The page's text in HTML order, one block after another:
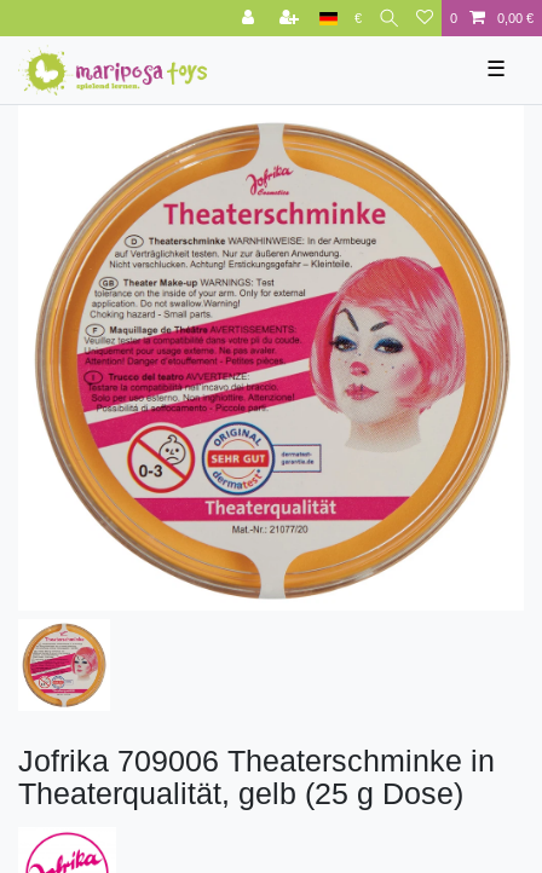
€ 0 0,00 €
☰
Jofrika 709006 Theaterschminke in
Theaterqualität, gelb (25 g Dose)